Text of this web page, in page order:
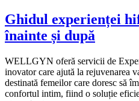
Ghidul experienței
înainte și după
WELLGYN oferă servicii de
inovator care ajută la rejuvenarea
destinată femeilor care doresc să
confortul intim, fiind o soluție